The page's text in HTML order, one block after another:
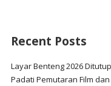
Recent Posts
Layar Benteng 2026
Padati Pemutaran Film